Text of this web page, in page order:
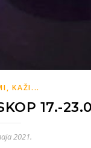
KAŽI...
17.-
2021.